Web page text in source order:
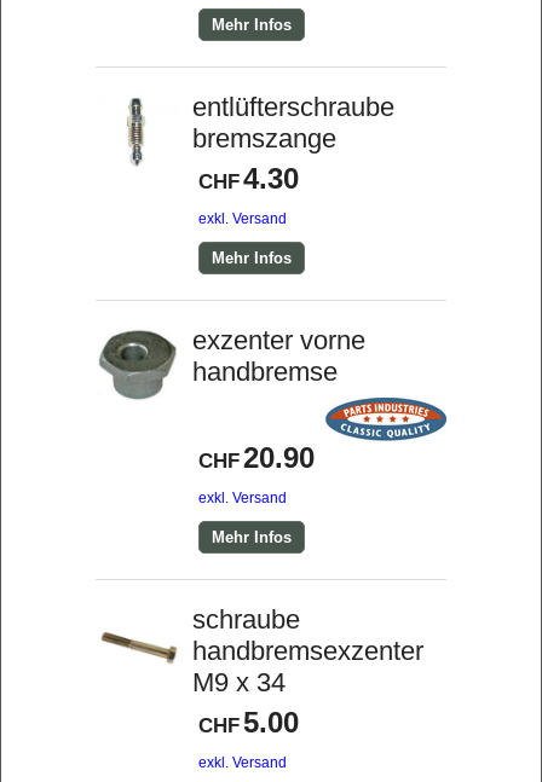
Mehr Infos
entlüfterschraube
bremszange
CHF4.30
exkl. Versand
Mehr Infos
exzenter vorne
handbremse
CHF20.90
exkl. Versand
Mehr Infos
schraube
handbremsexzenter
M9 x 34
CHF5.00
exkl. Versand